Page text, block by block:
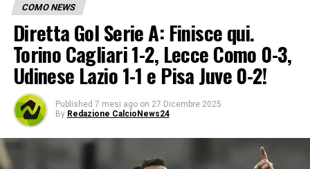
COMO NEWS
Diretta Gol Serie A: Finisce qui.
Torino Cagliari 1-2, Lecce Como 0-3,
Udinese Lazio 1-1 e Pisa Juve 0-2!
Published 7 mesi ago on 27 Dicembre 2025
By Redazione CalcioNews24